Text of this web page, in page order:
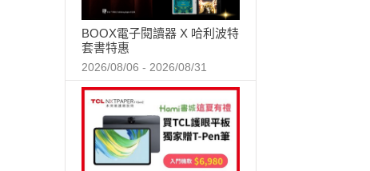
BOOX電子閱讀器 X 哈利波特
套書特惠
2026/08/06 - 2026/08/31